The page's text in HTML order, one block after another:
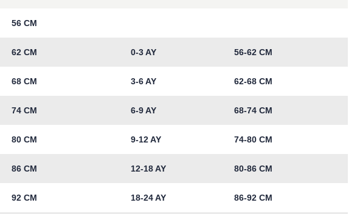
56 CM
62 CM 0-3 AY 56-62 CM
68 CM 3-6 AY 62-68 CM
74 CM 6-9 AY 68-74 CM
80 CM 9-12 AY 74-80 CM
86 CM 12-18 AY 80-86 CM
92 CM 18-24 AY 86-92 CM